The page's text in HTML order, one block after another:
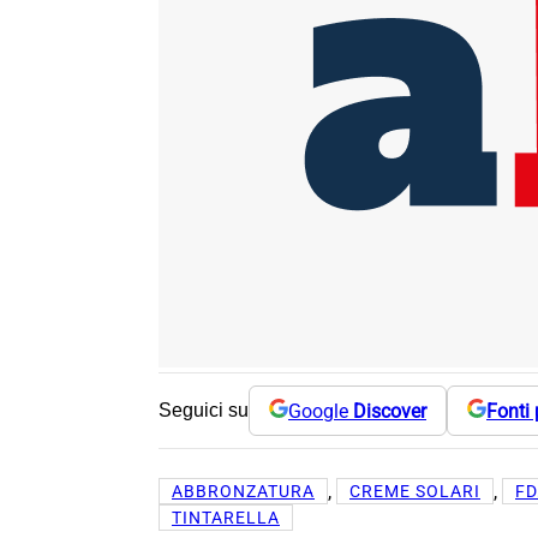
Seguici su Google Discover Fonti
ABBRONZATURA , CREME SOLARI ,
TINTARELLA